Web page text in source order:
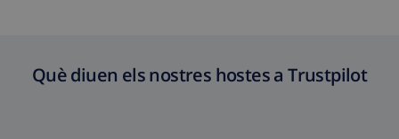
Què diuen els nostres hostes a Trustpilot